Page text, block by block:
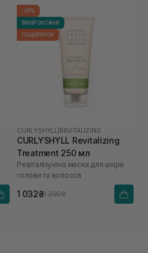
-20%
ВИБІР ОКСАНИ
ПОДАРУНОК
CURLYSHYLL REVITALIZING
CURLYSHYLL Revitalizing
Treatment 250 мл
Ревіталізуюча маска для шкіри
голови та волосся
1 032₴1 290₴